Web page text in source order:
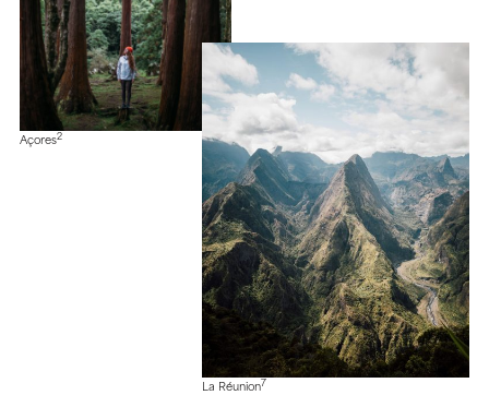
Açores2
La Réunion7